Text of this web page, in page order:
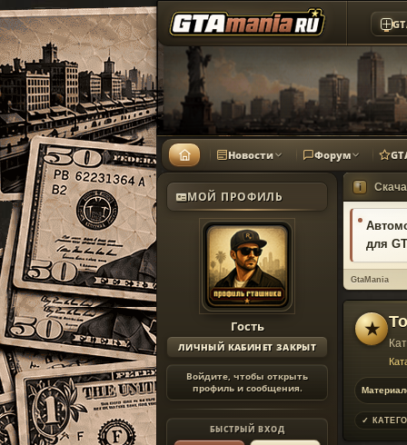
Новости Форум
МОЙ ПРОФИЛЬ
Гость
ЛИЧНЫЙ КАБИНЕТ ЗАКРЫТ
Войдите, чтобы открыть
профиль и сообщения.
БЫСТРЫЙ ВХОД
i
для
GtaMania
★
✓